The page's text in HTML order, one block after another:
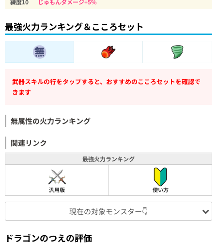
練度10
じゅもんダメージ+5%
最強火力ランキング＆こころセット
武器スキルの行をタップすると、おすすめのこころセットを確認で
きます
無属性の火力ランキング
関連リンク
最強火力ランキング
汎用版 使い方
現在の対象モンスター👇
ドラゴンのつえの評価